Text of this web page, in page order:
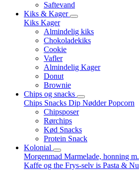
Saftevand
Kiks & Kager
Kiks Kager
Almindelig kiks
Chokoladekiks
Cookie
Vafler
Almindelig Kager
Donut
Brownie
Chips og snacks
Chips Snacks Dip NødderPopcorn
Chipsposer
Rørchips
Kød Snacks
Protein Snack
Kolonial
Morgenmad Marmelade, honning
Kaffe og the Frys-selv is Pasta &